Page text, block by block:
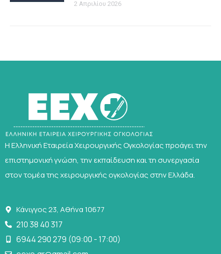
2 Απριλίου 2026
Η Ελληνική Εταιρεία Χειρουργικής Ογκολογίας προάγει την
επιστημονική γνώση, την εκπαίδευση και τη συνεργασία
στον τομέα της χειρουργικής ογκολογίας στην Ελλάδα.
Κάνιγγος 23, Αθήνα 10677
210 38 40 317
6944 290 279 (09:00 - 17:00)